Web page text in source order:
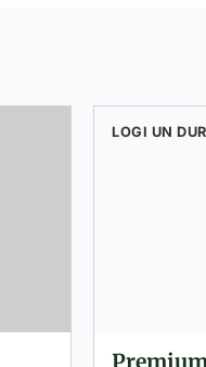
LOGI UN